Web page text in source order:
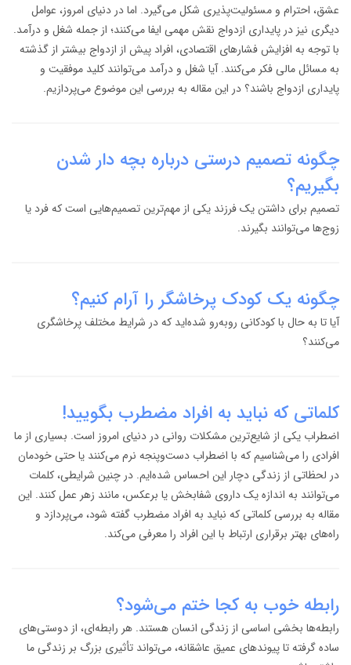
عشق، احترام و مسئولیت‌پذیری شکل می‌گیرد. اما در دنیای امروز، عوامل
دیگری نیز در پایداری ازدواج نقش مهمی ایفا می‌کنند؛ از جمله شغل و درآمد.
با توجه به افزایش فشارهای اقتصادی، افراد پیش از ازدواج بیشتر از گذشته
به مسائل مالی فکر می‌کنند. آیا شغل و درآمد می‌توانند کلید موفقیت و
پایداری ازدواج باشند؟ در این مقاله به بررسی این موضوع می‌پردازیم.
چگونه تصمیم درستی درباره بچه دار شدن
بگیریم؟
تصمیم برای داشتن یک فرزند یکی از مهم‌ترین تصمیم‌هایی است که فرد یا
زوج‌ها می‌توانند بگیرند.
چگونه یک کودک پرخاشگر را آرام کنیم؟
آیا تا به حال با کودکانی روبه‌رو شده‌اید که در شرایط مختلف پرخاشگری
می‌کنند؟
کلماتی که نباید به افراد مضطرب بگویید!
اضطراب یکی از شایع‌ترین مشکلات روانی در دنیای امروز است. بسیاری از ما
افرادی را می‌شناسیم که با اضطراب دست‌وپنجه نرم می‌کنند یا حتی خودمان
در لحظاتی از زندگی دچار این احساس شده‌ایم. در چنین شرایطی، کلمات
می‌توانند به اندازه یک داروی شفابخش یا برعکس، مانند زهر عمل کنند. این
مقاله به بررسی کلماتی که نباید به افراد مضطرب گفته شود، می‌پردازد و
راه‌های بهتر برقراری ارتباط با این افراد را معرفی می‌کند.
رابطه خوب به کجا ختم می‌شود؟
رابطه‌ها بخشی اساسی از زندگی انسان هستند. هر رابطه‌ای، از دوستی‌های
ساده گرفته تا پیوندهای عمیق عاشقانه، می‌تواند تأثیری بزرگ بر زندگی ما